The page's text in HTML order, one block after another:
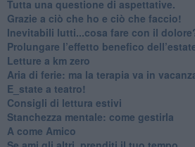
​Tutta una questione di aspettative.
​Grazie a ciò che ho e ciò che faccio!
​Inevitabili lutti...cosa fare con il
Prolungare l’effetto benefico
​Letture a km zero
​Aria di ferie: ma la terapia va in
​E_state a teatro!
​Consigli di lettura estivi
​Stanchezza mentale: come gestirla
​A come Amico